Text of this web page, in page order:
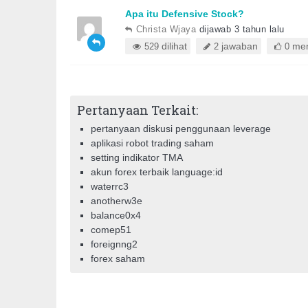
Apa itu Defensive Stock?
Christa Wjaya dijawab 3 tahun lalu
529 dilihat 2 jawaban 0
Pertanyaan Terkait:
pertanyaan diskusi penggunaan leverage
aplikasi robot trading saham
setting indikator TMA
akun forex terbaik language:id
waterrc3
anotherw3e
balance0x4
comep51
foreignng2
forex saham